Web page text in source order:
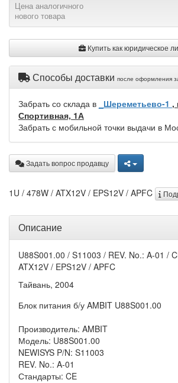
Цена аналогичного
нового товара
Купить как юридическое
Способы доставки после оформления
Забрать со склада в _Шереметьево-1 ,
Спортивная, 1А
Забрать с мобильной точки выдачи в
Задать вопрос продавцу
1U / 478W / ATX12V / EPS12V / APFC
Описание
U88S001.00 / S11003 / REV. No.: A-01 /
ATX12V / EPS12V / APFC
Тайвань, 2004
Блок питания б/у AMBIT U88S001.00
Производитель: AMBIT
Модель: U88S001.00
NEWISYS P/N: S11003
REV. No.: A-01
Стандарты: CE